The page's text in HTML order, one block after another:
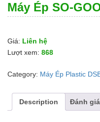
Máy Ép SO-
Giá: Liên hệ
Lượt xem: 868
Category: Máy Ép Plastic
Description Đánh giá